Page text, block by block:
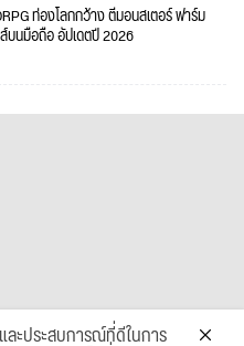
ท่องโลกกว้าง ตีมอนสเตอร์ ฟาร์ม
นมือถือ อัปเดตปี 2026
ะประสบการณ์ที่ดีในการ